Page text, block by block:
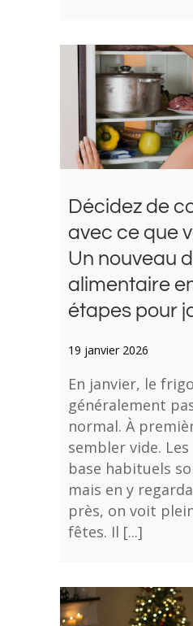
Décidez de
avec ce que
Un nouveau
alimentaire
étapes pour
19 janvier 2026
En janvier, le
généralement
normal. À
sembler vide.
base habituels
mais en y
près, on voit
fêtes. Il [...]